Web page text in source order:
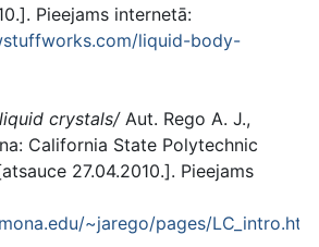
Pieejams internetā:
liquid-body-
crystals/ Aut. Rego A. J.,
California State Polytechnic
27.04.2010.]. Pieejams
~jarego/pages/